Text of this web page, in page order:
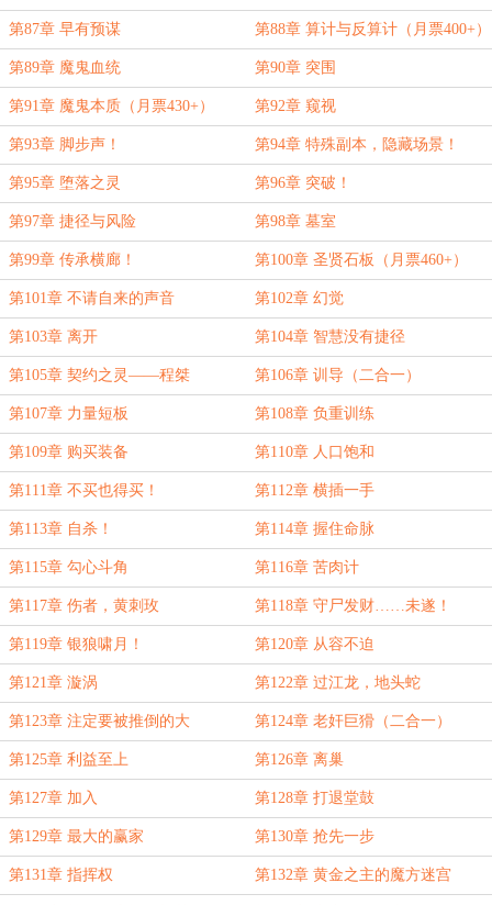
第87章 早有预谋 第88章 算计与反算计（月票400+）
第89章 魔鬼血统 第90章 突围
第91章 魔鬼本质（月票430+） 第92章 窥视
第93章 脚步声！ 第94章 特殊副本，隐藏场景！
第95章 堕落之灵 第96章 突破！
第97章 捷径与风险 第98章 墓室
第99章 传承横廊！ 第100章 圣贤石板（月票460+）
第101章 不请自来的声音 第102章 幻觉
第103章 离开 第104章 智慧没有捷径
第105章 契约之灵——程桀 第106章 训导（二合一）
第107章 力量短板 第108章 负重训练
第109章 购买装备 第110章 人口饱和
第111章 不买也得买！ 第112章 横插一手
第113章 自杀！ 第114章 握住命脉
第115章 勾心斗角 第116章 苦肉计
第117章 伤者，黄刺玫 第118章 守尸发财……未遂！
第119章 银狼啸月！ 第120章 从容不迫
第121章 漩涡 第122章 过江龙，地头蛇
第123章 注定要被推倒的大
BOSS……
第124章 老奸巨猾（二合一）
第125章 利益至上 第126章 离巢
第127章 加入 第128章 打退堂鼓
第129章 最大的赢家 第130章 抢先一步
第131章 指挥权 第132章 黄金之主的魔方迷宫